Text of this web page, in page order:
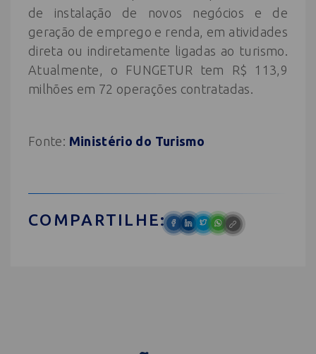
de instalação de novos negócios e de
geração de emprego e renda, em atividades
direta ou indiretamente ligadas ao turismo.
Atualmente, o FUNGETUR tem R$ 113,9
milhões em 72 operações contratadas.
Fonte: Ministério do Turismo
COMPARTILHE: